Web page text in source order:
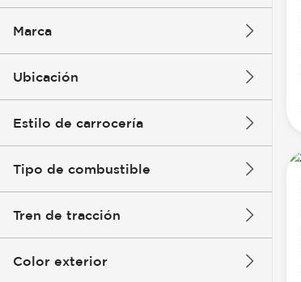
Marca
Ubicación
Estilo de carrocería
Tipo de combustible
Tren de tracción
Color exterior